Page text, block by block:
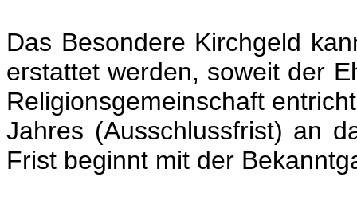
Das Besondere Kirchgeld
erstattet werden, soweit der
Religionsgemeinschaft
Jahres (Ausschlussfrist) an
Frist beginnt mit der